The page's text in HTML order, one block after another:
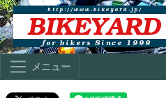
メニュー